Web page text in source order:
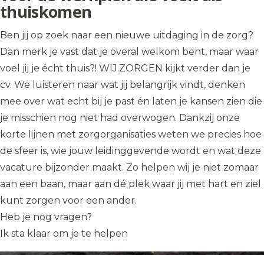
thuiskomen
Ben jij op zoek naar een nieuwe uitdaging in de zorg?
Dan merk je vast dat je overal welkom bent, maar waar
voel jij je écht thuis?! WIJ.ZORGEN kijkt verder dan je
cv. We luisteren naar wat jij belangrijk vindt, denken
mee over wat echt bij je past én laten je kansen zien die
je misschien nog niet had overwogen. Dankzij onze
korte lijnen met zorgorganisaties weten we precies hoe
de sfeer is, wie jouw leidinggevende wordt en wat deze
vacature bijzonder maakt. Zo helpen wij je niet zomaar
aan een baan, maar aan dé plek waar jij met hart en ziel
kunt zorgen voor een ander.
Heb je nog vragen?
Ik sta klaar om je te helpen